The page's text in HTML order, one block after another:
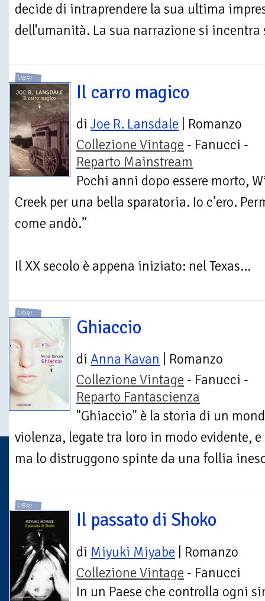
decide di intraprendere la sua ultima
dell'umanità. La sua narrazione si incentra
LIBRI
Il carro magico
di Joe R. Lansdale | Romanzo
Collezione Vintage - Fanucci -
Reparto Mainstream
Pochi anni dopo essere morto,
Creek per una bella sparatoria. Io c’ero.
come andò.”
Il XX secolo è appena iniziato: nel Texas...
LIBRI
Ghiaccio
di Anna Kavan | Romanzo
Collezione Vintage - Fanucci -
Reparto Fantascienza
"Ghiaccio" è la storia di un
violenza, legate tra loro in modo evidente,
ma lo distruggono spinte da una follia
LIBRI
Il passato di Shoko
di Miyuki Miyabe | Romanzo
Collezione Vintage - Fanucci
In un Paese che controlla ogni